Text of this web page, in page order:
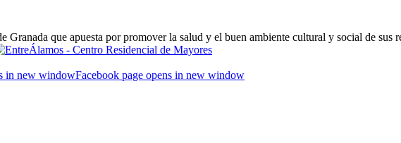
Granada que apuesta por promover la salud y el buen ambiente cultural y social de sus
in new windowFacebook page opens in new window